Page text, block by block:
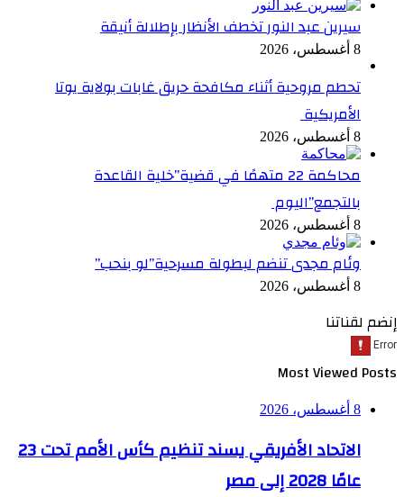
سيرين عبد النور تخطف الأنظار بإطلالة أنيقة
8 أغسطس، 2026
تحطم مروحية أثناء مكافحة حريق غابات بولاية يوتا
الأمريكية
8 أغسطس، 2026
محاكمة 22 متهمًا في قضية”خلية القاعدة
بالتجمع”اليوم
8 أغسطس، 2026
وئام مجدى تنضم لبطولة مسرحية”لو بنحب”
8 أغسطس، 2026
إنضم لقناتنا
Most Viewed Posts
8 أغسطس، 2026
الاتحاد الأفريقي يسند تنظيم كأس الأمم تحت 23
عامًا 2028 إلى مصر